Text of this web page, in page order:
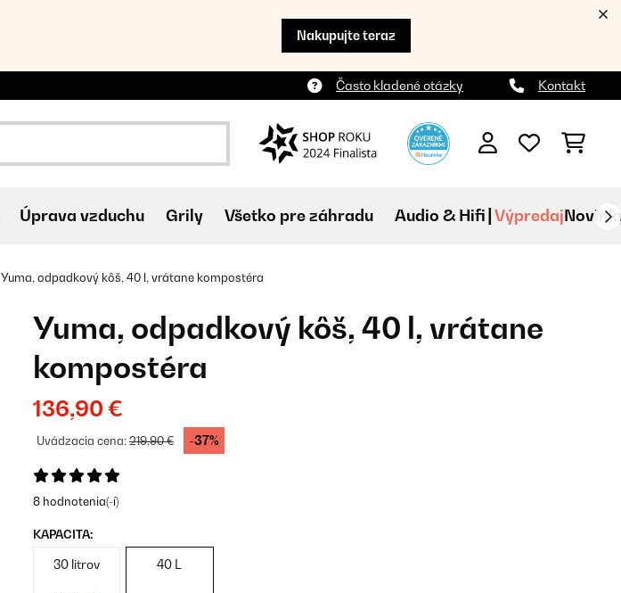
Nakupujte teraz
Často kladené otázky Kontakt
Úprava vzduchu Grily Všetko pre záhradu Audio & Hifi Výpredaj
Yuma, odpadkový kôš, 40 l, vrátane kompostéra
Yuma, odpadkový kôš, 40 l, vrátane
kompostéra
136,90 €
Uvádzacia cena:219,90 € -37%
8 hodnotenia(-í)
KAPACITA:
30 litrov 40 L